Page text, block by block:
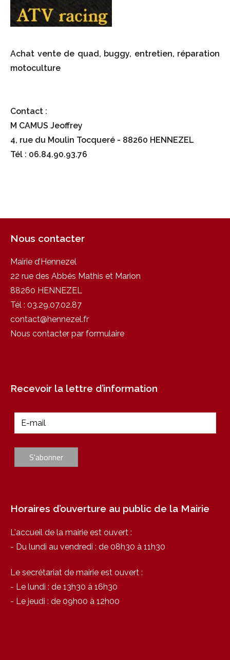
Achat vente de quad, buggy, entretien, réparation
motoculture
Contact :
M CAMUS Jeoffrey
4, rue du Moulin Tocqueré - 88260 HENNEZEL
Tél : 06.84.90.93.76
Nous contacter
Mairie d’Hennezel
22 rue des Abbés Mathis et Marion
88260 HENNEZEL
Tél : 03.29.07.02.87
contact@hennezel.fr
Nous contacter par formulaire
Recevoir la lettre d’information
Horaires d’ouverture au public de la Mairie
L'accueil de la mairie est ouvert :
- Du lundi au vendredi : de 08h30 à 11h30
Le secrétariat de mairie est ouvert :
- Le lundi : de 13h30 à 16h30
- Le jeudi : de 09h00 à 12h00